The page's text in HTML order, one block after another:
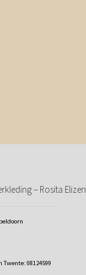
– Rosita Elizen
Twente: 08124599